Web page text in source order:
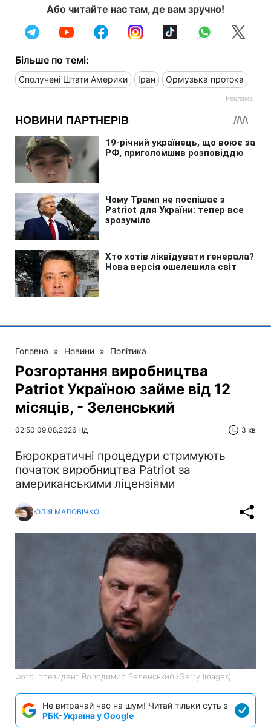
Або читайте нас там, де вам зручно!
Більше по темі:
Сполучені Штати Америки Іран Ормузька протока
Головна » Новини » Політика
Розгортання виробництва
Patriot Україною займе від 12
місяців, - Зеленський
02:50 09.08.2026 Нд 3 хв
Бюрократичні процедури стримують
початок виробництва Patriot за
американськими ліцензіями
ЮЛІЯ МАЛОВІЧКО
Фото: президент Володимир Зеленський (Getty Images)
Не витрачай час на шум! Читай тільки суть з
РБК-Україна у Google